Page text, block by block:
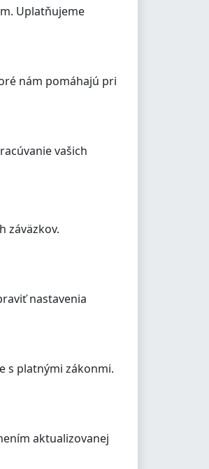
Uplatňujeme
nám pomáhajú pri
vašich
záväzkov.
nastavenia
s platnými zákonmi.
aktualizovanej